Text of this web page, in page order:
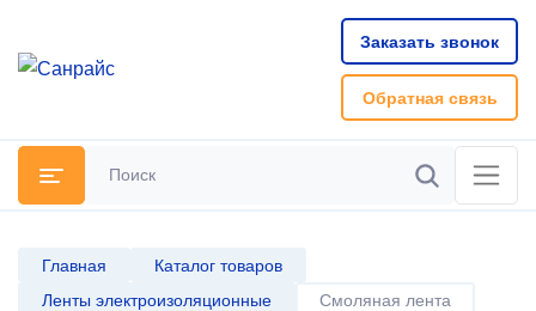
Заказать звонок
Обратная связь
Найти
Главная
Каталог товаров
Ленты электроизоляционные
Смоляная лента